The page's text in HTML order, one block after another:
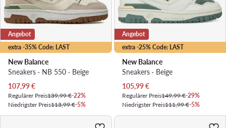
extra -35% Code: LAST
Angebot
New Balance
Sneakers · NB 550 · Beige
Aktueller Preis
107,99€
Regulärer Preis139,99 €-22%
Niedrigster Preis113,99 €-5%
extra -25% Code: LAST
Angebot
New Balance
Sneakers · Beige
Aktueller Preis
105,99€
Regulärer Preis149,99 €-29%
Niedrigster Preis111,99 €-5%